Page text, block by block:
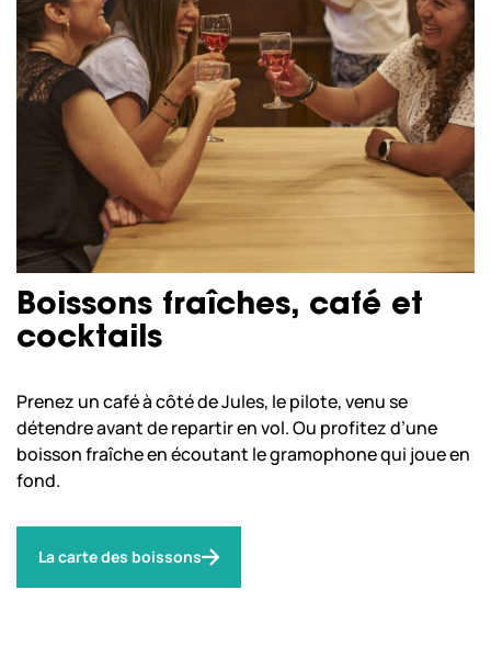
Boissons fraîches, café et
cocktails
Prenez un café à côté de Jules, le pilote, venu se
détendre avant de repartir en vol. Ou profitez d’une
boisson fraîche en écoutant le gramophone qui joue en
fond.
La carte des boissons